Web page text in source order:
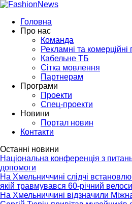
Головна
Про нас
Команда
Рекламні та комерційні
Кабельне ТБ
Сітка мовлення
Партнерам
Програми
Проекти
Спец-проекти
Новини
Портал новин
Контакти
Останні новини
Національна конференція з
допомоги
На Хмельниччині слідчі
якій травмувався 60-річний
На Хмельниччині відзначили